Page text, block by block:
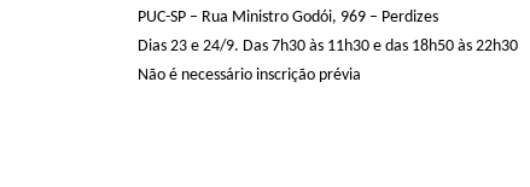
PUC-SP – Rua Ministro Godói, 969 – Perdizes
Dias 23 e 24/9. Das 7h30 às 11h30 e das 18h50 às 22h30
Não é necessário inscrição prévia